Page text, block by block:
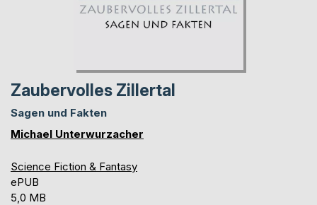
Zaubervolles Zillertal
Sagen und Fakten
Michael Unterwurzacher
Science Fiction & Fantasy
ePUB
5,0 MB